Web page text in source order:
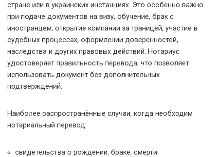
стране или в украинских инстанциях. Это особенно важно
при подаче документов на визу, обучение, брак с
иностранцем, открытие компании за границей, участие в
судебных процессах, оформлении доверенностей,
наследства и других правовых действий. Нотариус
удостоверяет правильность перевода, что позволяет
использовать документ без дополнительных
подтверждений.
Наиболее распространённые случаи, когда необходим
нотариальный перевод:
свидетельства о рождении, браке, смерти